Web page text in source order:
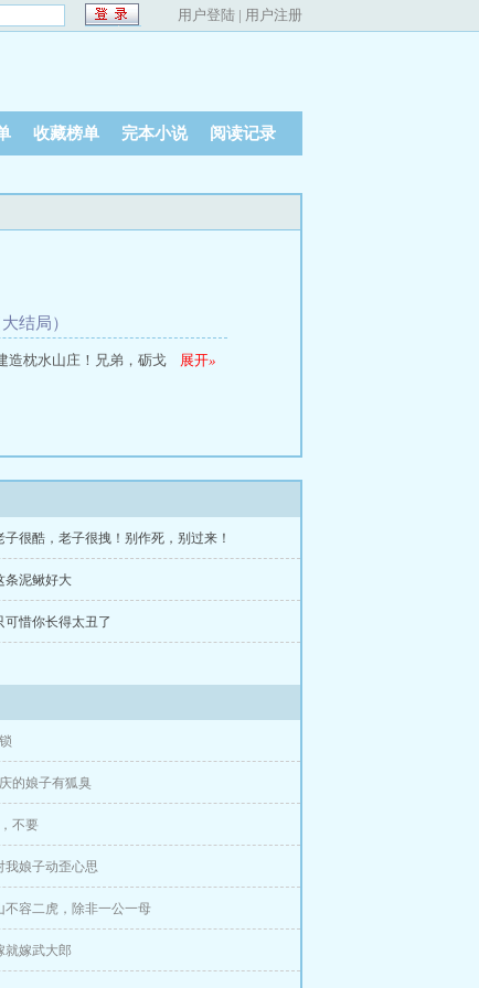
用户登陆 | 用户注册
收藏榜单 完本小说 阅读记录
结局）
展开»
造枕水山庄！兄弟，砺戈
子很酷，老子很拽！别作死，别过来！
条泥鳅好大
可惜你长得太丑了
的娘子有狐臭
不要
我娘子动歪心思
不容二虎，除非一公一母
就嫁武大郎